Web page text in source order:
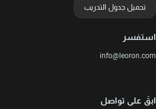
تحميل جدول التدريب
استفسر
info@leoron.com
ابقَ على تواصل